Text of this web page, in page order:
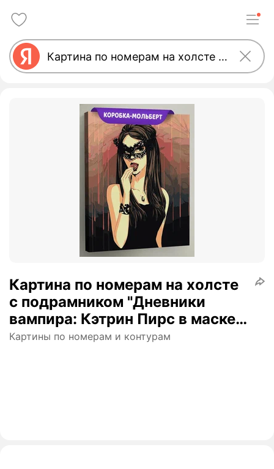
Картина по номерам на холсте
с подрамником "Дневники
вампира: Кэтрин Пирс в маске"
Раскраска 40x50 см, Сериал
Картины по номерам и контурам